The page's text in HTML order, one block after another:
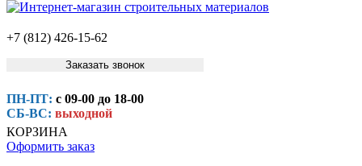
+7 (812) 426-15-62
Заказать звонок
ПН-ПТ: с 09-00 до 18-00
СБ-ВС: выходной
КОРЗИНА
Оформить заказ